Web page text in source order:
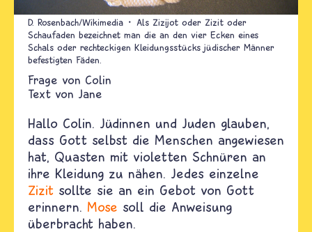
D. Rosenbach/Wikimedia
Als Zizijot oder Zizit oder
Schaufaden bezeichnet man die an den vier Ecken eines
Schals oder rechteckigen Kleidungsstücks jüdischer Männer
befestigten Fäden.
Colin
Text von Jane
Hallo Colin. Jüdinnen und Juden glauben,
dass Gott selbst die Menschen angewiesen
hat, Quasten mit violetten Schnüren an
ihre Kleidung zu nähen. Jedes einzelne
Zizit sollte sie an ein Gebot von Gott
erinnern. Mose soll die Anweisung
überbracht haben.